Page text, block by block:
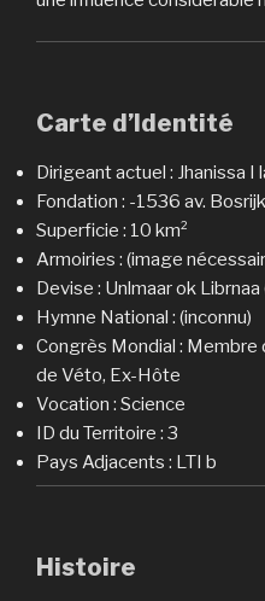
Carte d’Identité
Dirigeant actuel : Jhanissa I
Fondation : -1536 av. Bosrijk
Superficie : 10 km²
Armoiries : (image
Devise : Unlmaar ok
Hymne National : (inconnu)
Congrès Mondial : Membre
de Véto, Ex-Hôte
Vocation : Science
ID du Territoire : 3
Pays Adjacents : LTI b
Histoire